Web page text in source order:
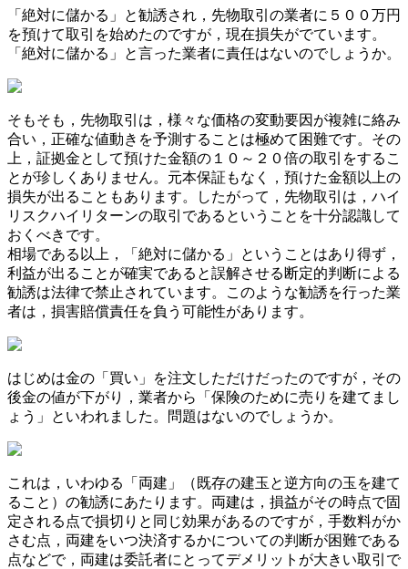
「絶対に儲かる」と勧誘され，先物取引の業者に５００万円
を預けて取引を始めたのですが，現在損失がでています。
「絶対に儲かる」と言った業者に責任はないのでしょうか。
そもそも，先物取引は，様々な価格の変動要因が複雑に絡み
合い，正確な値動きを予測することは極めて困難です。その
上，証拠金として預けた金額の１０～２０倍の取引をするこ
とが珍しくありません。元本保証もなく，預けた金額以上の
損失が出ることもあります。したがって，先物取引は，ハイ
リスクハイリターンの取引であるということを十分認識して
おくべきです。
相場である以上，「絶対に儲かる」ということはあり得ず，
利益が出ることが確実であると誤解させる断定的判断による
勧誘は法律で禁止されています。このような勧誘を行った業
者は，損害賠償責任を負う可能性があります。
はじめは金の「買い」を注文しただけだったのですが，その
後金の値が下がり，業者から「保険のために売りを建てまし
ょう」といわれました。問題はないのでしょうか。
これは，いわゆる「両建」（既存の建玉と逆方向の玉を建て
ること）の勧誘にあたります。両建は，損益がその時点で固
定される点で損切りと同じ効果があるのですが，手数料がか
さむ点，両建をいつ決済するかについての判断が困難である
点などで，両建は委託者にとってデメリットが大きい取引で